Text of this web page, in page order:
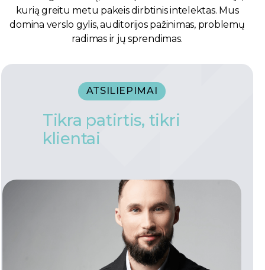
kurią greitu metu pakeis dirbtinis intelektas. Mus
domina verslo gylis, auditorijos pažinimas, problemų
radimas ir jų sprendimas.
ATSILIEPIMAI
Tikra patirtis, tikri
klientai